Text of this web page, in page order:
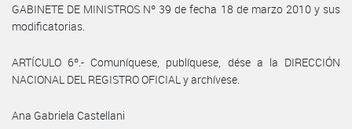
GABINETE DE MINISTROS Nº 39 de fecha 18 de marzo 2010 y sus
modificatorias.
ARTÍCULO 6º.- Comuníquese, publíquese, dése a la DIRECCIÓN
NACIONAL DEL REGISTRO OFICIAL y archívese.
Ana Gabriela Castellani